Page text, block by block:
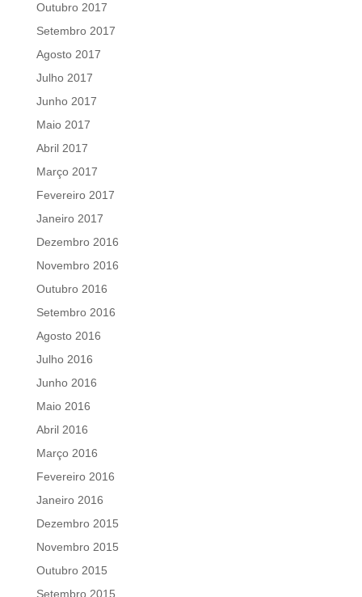
Outubro 2017
Setembro 2017
Agosto 2017
Julho 2017
Junho 2017
Maio 2017
Abril 2017
Março 2017
Fevereiro 2017
Janeiro 2017
Dezembro 2016
Novembro 2016
Outubro 2016
Setembro 2016
Agosto 2016
Julho 2016
Junho 2016
Maio 2016
Abril 2016
Março 2016
Fevereiro 2016
Janeiro 2016
Dezembro 2015
Novembro 2015
Outubro 2015
Setembro 2015